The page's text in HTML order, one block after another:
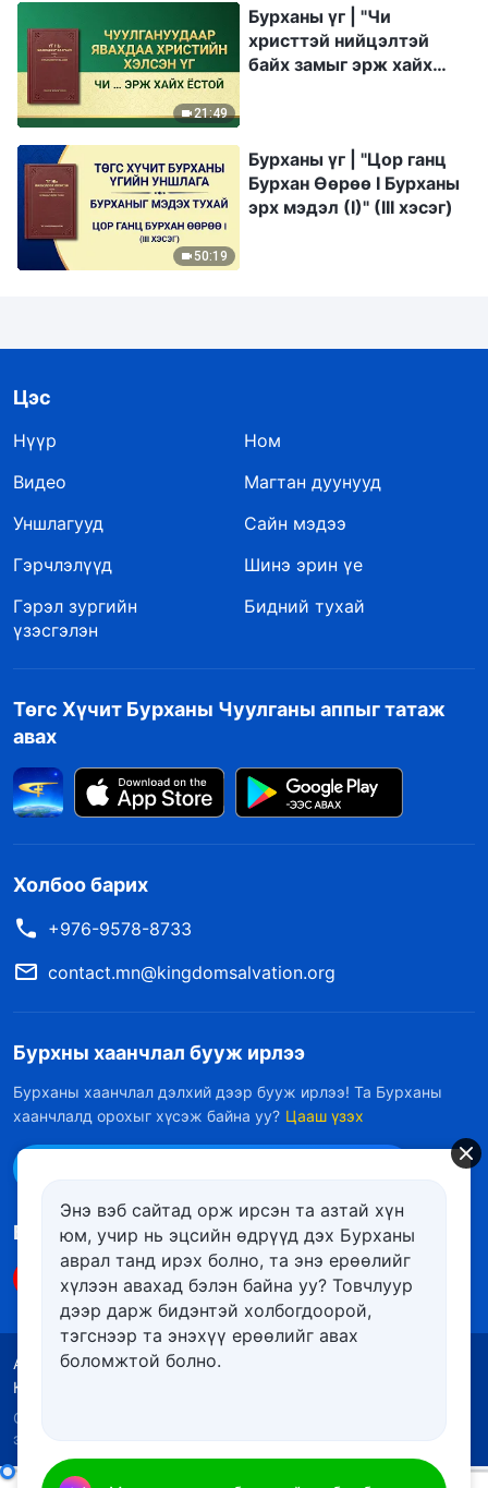
21:49
Бурханы үг | "Чи
христтэй нийцэлтэй
байх замыг эрж хайх
50:19
Бурханы үг | "Цор ганц
Бурхан Өөрөө I Бурханы
эрх мэдэл (I)" (III хэсэг)
Цэс
Нүүр
Ном
Видео
Магтан дуунууд
Уншлагууд
Сайн мэдээ
Гэрчлэлүүд
Шинэ эрин үе
Гэрэл зургийн
үзэсгэлэн
Бидний тухай
Төгс Хүчит Бурханы Чуулганы аппыг татаж
авах
Холбоо барих
+976-9578-8733
contact.mn@kingdomsalvation.org
Бурхны хаанчлал бууж ирлээ
Бурханы хаанчлал дэлхий дээр бууж ирлээ! Та Бурханы
хаанчлалд орохыг хүсэж байна уу? Цааш үзэх
Биднийг дагах
Ашиглалтын нөхцөлүүд
Нууцлалын бодлого
Кредит
Copyright © 2026
эрх хуулиар хамгаалагдсан.
Энэ вэб сайтад орж ирсэн та азтай хүн
юм, учир нь эцсийн өдрүүд дэх Бурханы
аврал танд ирэх болно, та энэ ерѳѳлийг
хүлээн авахад бэлэн байна уу? Товчлуур
дээр дарж бидэнтэй холбогдоорой,
тэгснээр та энэхүү ерѳѳлийг авах
боломжтой болно.